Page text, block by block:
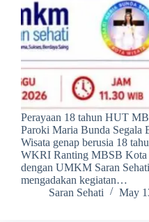
Perayaan 18 tahun HUT
Paroki Maria Bunda Segala
Wisata genap berusia 18
WKRI Ranting MBSB Kota
dengan UMKM Saran
mengadakan kegiatan…
Saran Sehati
May